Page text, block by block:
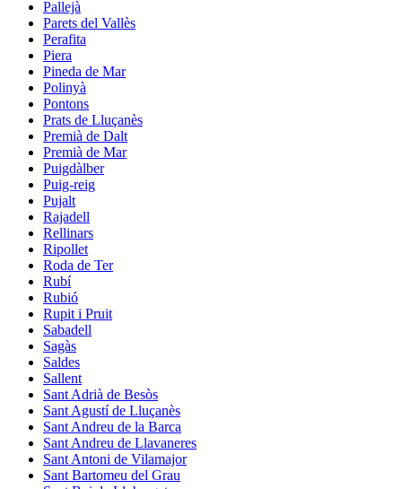
Pallejà
Parets del Vallès
Perafita
Piera
Pineda de Mar
Polinyà
Pontons
Prats de Lluçanès
Premià de Dalt
Premià de Mar
Puigdàlber
Puig-reig
Pujalt
Rajadell
Rellinars
Ripollet
Roda de Ter
Rubí
Rubió
Rupit i Pruit
Sabadell
Sagàs
Saldes
Sallent
Sant Adrià de Besòs
Sant Agustí de Lluçanès
Sant Andreu de la Barca
Sant Andreu de Llavaneres
Sant Antoni de Vilamajor
Sant Bartomeu del Grau